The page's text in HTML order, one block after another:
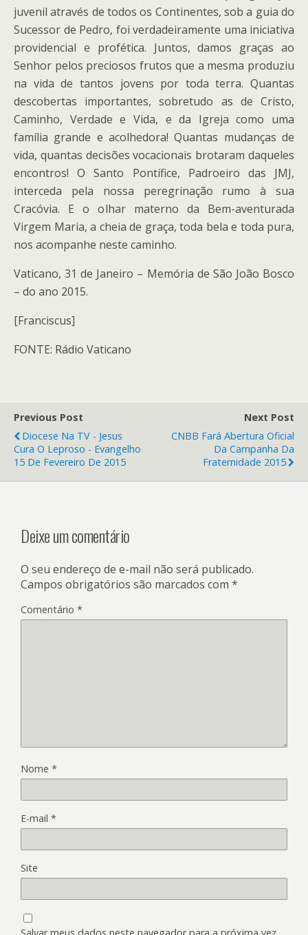
juvenil através de todos os Continentes, sob a guia do
Sucessor de Pedro, foi verdadeiramente uma iniciativa
providencial e profética. Juntos, damos graças ao
Senhor pelos preciosos frutos que a mesma produziu
na vida de tantos jovens por toda terra. Quantas
descobertas importantes, sobretudo as de Cristo,
Caminho, Verdade e Vida, e da Igreja como uma
família grande e acolhedora! Quantas mudanças de
vida, quantas decisões vocacionais brotaram daqueles
encontros! O Santo Pontífice, Padroeiro das JMJ,
interceda pela nossa peregrinação rumo à sua
Cracóvia. E o olhar materno da Bem-aventurada
Virgem Maria, a cheia de graça, toda bela e toda pura,
nos acompanhe neste caminho.
Vaticano, 31 de Janeiro – Memória de São João Bosco
– do ano 2015.
[Franciscus]
FONTE: Rádio Vaticano
Previous Post
Diocese Na TV - Jesus
Cura O Leproso - Evangelho
15 De Fevereiro De 2015
Next Post
CNBB Fará Abertura Oficial
Da Campanha Da
Fraternidade 2015
Deixe um comentário
O seu endereço de e-mail não será publicado.
Campos obrigatórios são marcados com *
Comentário *
Nome *
E-mail *
Site